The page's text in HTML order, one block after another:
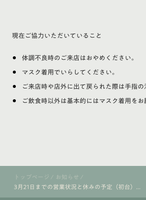
現在ご協力いただいていること
体調不良時のご来店はおやめください。
マスク着用でいらしてください。
ご来店時や店外に出て戻られた際は手指の
ご飲食時以外は基本的にはマスク着用をお
トップページ / お知らせ /
3月21日までの営業状況と休みの予定（初台）...